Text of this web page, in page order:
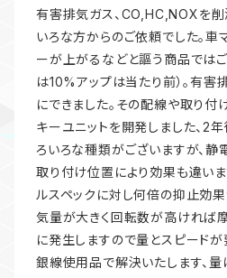
有害排気ガス、CO,HC,NOXを削
いろな方からのご依頼でした。車
ーが上がるなどと謳う商品では
は10%アップは当たり前）。有
にできました。その配線や取り付
キーユニットを開発しました、2
ろいろな種類がございますが、静
取り付け位置により効果も違い
ルスペックに対し何倍の抑止効
気量が大きく回転数が高ければ
に発生しますので量とスピードが
銀線使用品で解決いたします、